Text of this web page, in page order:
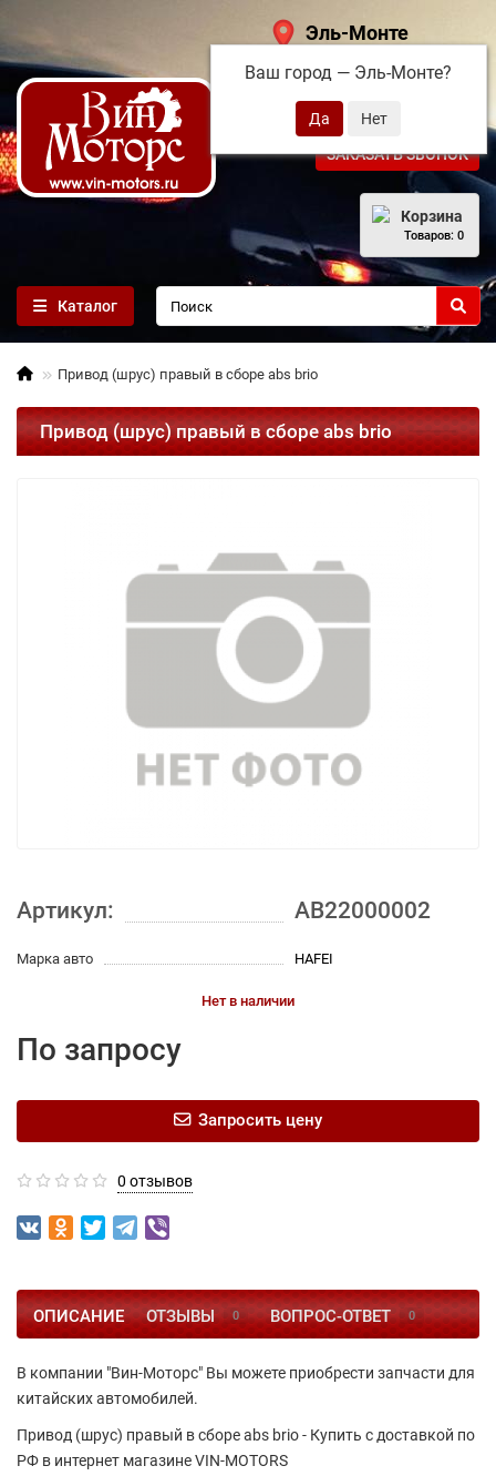
Эль-Монте
Ваш город — Эль-Монте?
+7 (495) 108-68-71
ЗАКАЗАТЬ ЗВОНОК
Корзина
Товаров: 0
Каталог
Привод (шрус) правый в сборе abs brio
Привод (шрус) правый в сборе abs brio
Артикул: AB22000002
Марка авто HAFEI
Нет в наличии
По запросу
Запросить цену
0 отзывов
ОПИСАНИЕ ОТЗЫВЫ 0 ВОПРОС-ОТВЕТ 0
В компании "Вин-Моторс" Вы можете приобрести запчасти для
китайских автомобилей.
Привод (шрус) правый в сборе abs brio - Купить с доставкой по
РФ в интернет магазине VIN-MOTORS